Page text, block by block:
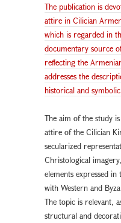
The publication is
attire in Cilician
which is regarded in
documentary source
reflecting the
addresses the
historical and
The aim of the study
attire of the Cilician
secularized
Christological
elements expressed
with Western and
The topic is relevant,
structural and